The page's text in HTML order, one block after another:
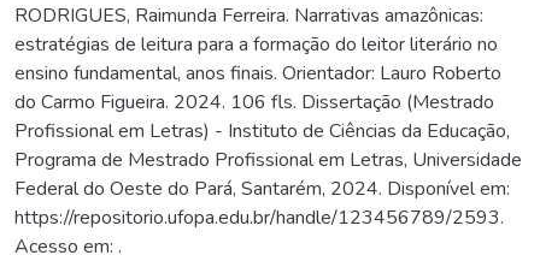
RODRIGUES, Raimunda Ferreira. Narrativas amazônicas:
estratégias de leitura para a formação do leitor literário no
ensino fundamental, anos finais. Orientador: Lauro Roberto
do Carmo Figueira. 2024. 106 fls. Dissertação (Mestrado
Profissional em Letras) - Instituto de Ciências da Educação,
Programa de Mestrado Profissional em Letras, Universidade
Federal do Oeste do Pará, Santarém, 2024. Disponível em:
https://repositorio.ufopa.edu.br/handle/123456789/2593.
Acesso em: .